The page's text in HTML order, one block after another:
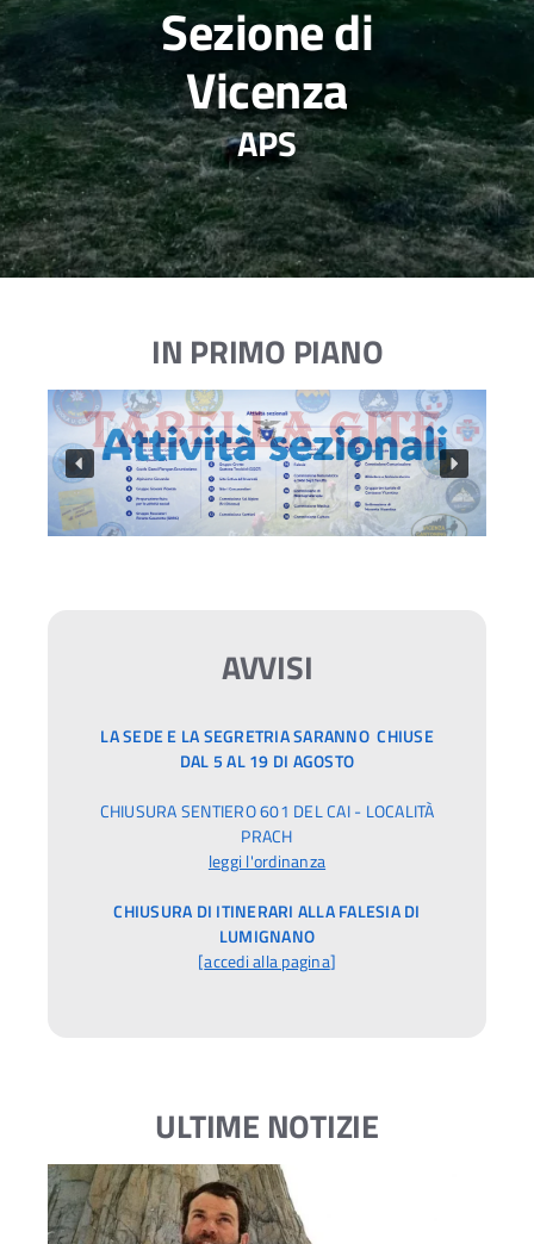
Sezione di
Vicenza
APS
IN PRIMO PIANO
AVVISI
LA SEDE E LA SEGRETRIA SARANNO CHIUSE
DAL 5 AL 19 DI AGOSTO
CHIUSURA SENTIERO 601 DEL CAI - LOCALITÀ
PRACH
leggi l'ordinanza
CHIUSURA DI ITINERARI ALLA FALESIA DI
LUMIGNANO
[accedi alla pagina]
ULTIME NOTIZIE